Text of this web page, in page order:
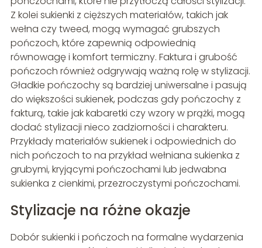
Z kolei sukienki z cięższych materiałów, takich jak
wełna czy tweed, mogą wymagać grubszych
pończoch, które zapewnią odpowiednią
równowagę i komfort termiczny. Faktura i grubość
pończoch również odgrywają ważną rolę w stylizacji.
Gładkie pończochy są bardziej uniwersalne i pasują
do większości sukienek, podczas gdy pończochy z
fakturą, takie jak kabaretki czy wzory w prążki, mogą
dodać stylizacji nieco zadziorności i charakteru.
Przykłady materiałów sukienek i odpowiednich do
nich pończoch to na przykład wełniana sukienka z
grubymi, kryjącymi pończochami lub jedwabna
sukienka z cienkimi, przezroczystymi pończochami.
Stylizacje na różne okazje
Dobór sukienki i pończoch na formalne wydarzenia